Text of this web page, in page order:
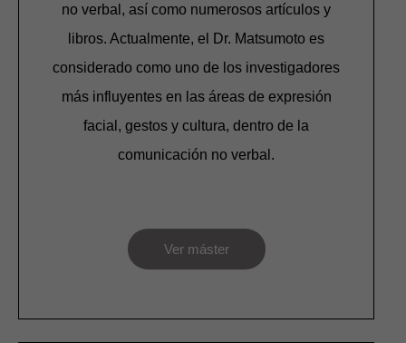
no verbal, así como numerosos artículos y
libros. Actualmente, el Dr. Matsumoto es
considerado como uno de los investigadores
más influyentes en las áreas de expresión
facial, gestos y cultura, dentro de la
comunicación no verbal.
Ver máster